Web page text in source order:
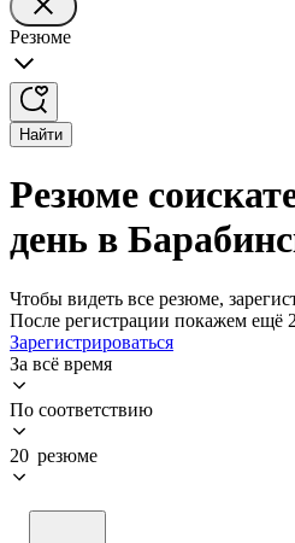
Резюме
Найти
Резюме
день в
Чтобы видеть все резюме,
После регистрации покажем ещё
Зарегистрироваться
За всё время
По соответствию
20 резюме